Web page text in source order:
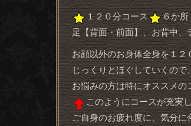
１２０分コース
６か
足【背面・前面】、お背中、
お顔以外のお身体全身を１２
じっくりとほぐしていくの
お悩みの方は特にオススメの
このようにコースが充実
ご自身のお疲れ度に、気分